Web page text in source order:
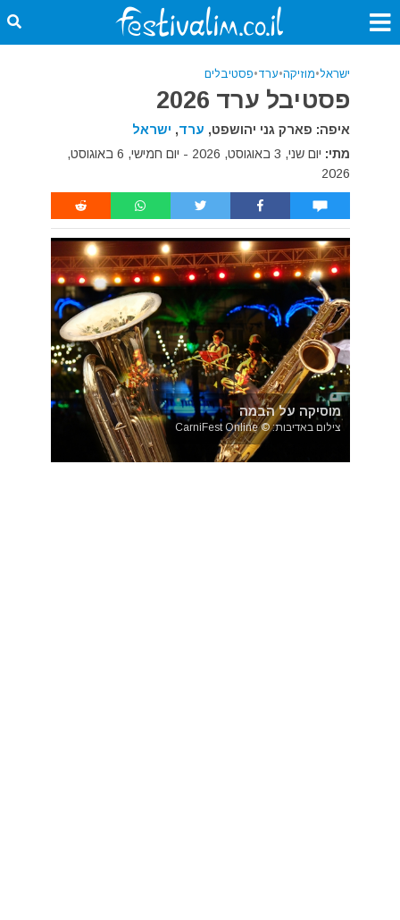
ישראל•מוזיקה•ערד•פסטיבלים
פסטיבל ערד 2026
איפה: פארק גני יהושפט, ערד, ישראל
מתי:
יום שני, 3 באוגוסט, 2026 - יום חמישי, 6 באוגוסט,
2026
מוסיקה על הבמה
צילום באדיבות: © CarniFest Online